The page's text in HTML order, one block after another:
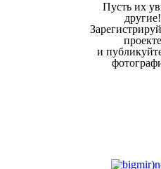
Пусть их
другие!
проекте
и